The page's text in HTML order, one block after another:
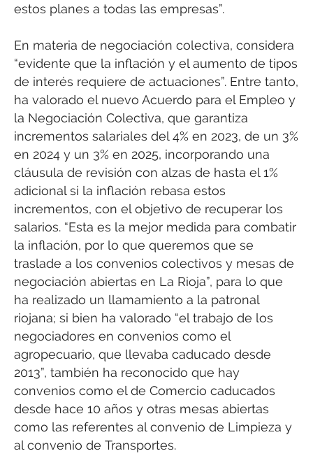
estos planes a todas las empresas”.
En materia de negociación colectiva, considera
“evidente que la inflación y el aumento de tipos
de interés requiere de actuaciones”. Entre tanto,
ha valorado el nuevo Acuerdo para el Empleo y
la Negociación Colectiva, que garantiza
incrementos salariales del 4% en 2023, de un 3%
en 2024 y un 3% en 2025, incorporando una
cláusula de revisión con alzas de hasta el 1%
adicional si la inflación rebasa estos
incrementos, con el objetivo de recuperar los
salarios. “Esta es la mejor medida para combatir
la inflación, por lo que queremos que se
traslade a los convenios colectivos y mesas de
negociación abiertas en La Rioja”, para lo que
ha realizado un llamamiento a la patronal
riojana; si bien ha valorado “el trabajo de los
negociadores en convenios como el
agropecuario, que llevaba caducado desde
2013”, también ha reconocido que hay
convenios como el de Comercio caducados
desde hace 10 años y otras mesas abiertas
como las referentes al convenio de Limpieza y
al convenio de Transportes.